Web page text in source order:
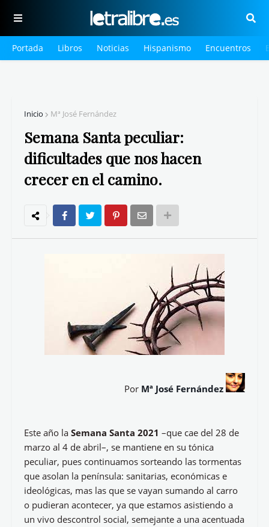
Portada Libros Noticias Hispanismo Encuentros
Inicio Mª José Fernández
Semana Santa peculiar:
dificultades que nos hacen
crecer en el camino.
Por Mª José Fernández
Este año la Semana Santa 2021 –que cae del 28 de
marzo al 4 de abril–, se mantiene en su tónica
peculiar, pues continuamos sorteando las tormentas
que asolan la península: sanitarias, económicas e
ideológicas, mas las que se vayan sumando al carro
o pudieran acontecer, ya que estamos asistiendo a
un vivo descontrol social, semejante a una acentuada